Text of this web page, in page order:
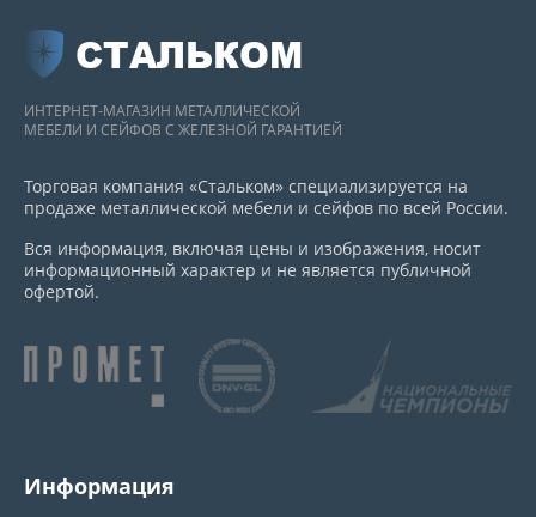
СТАЛЬКОМ
ИНТЕРНЕТ-МАГАЗИН МЕТАЛЛИЧЕСКОЙ
МЕБЕЛИ И СЕЙФОВ С ЖЕЛЕЗНОЙ ГАРАНТИЕЙ
Торговая компания «Стальком» специализируется на
продаже металлической мебели и сейфов по всей России.
Вся информация, включая цены и изображения, носит
информационный характер и не является публичной
офертой.
Информация